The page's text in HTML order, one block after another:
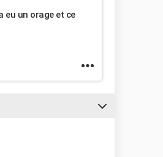
eu un orage et ce